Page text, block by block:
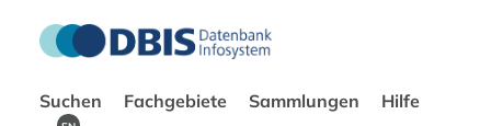
Suchen Fachgebiete Sammlungen Hilfe